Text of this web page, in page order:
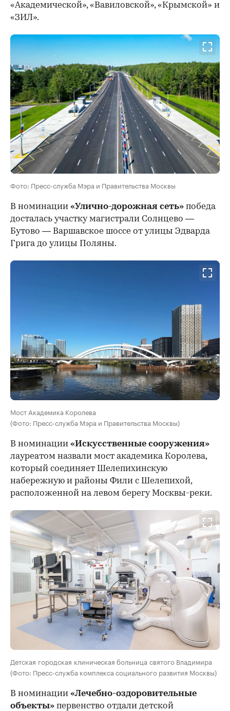
«Академической», «Вавиловской», «Крымской» и
«ЗИЛ».
Фото: Пресс-служба Мэра и Правительства Москвы
В номинации «Улично-дорожная сеть» победа
досталась участку магистрали Солнцево —
Бутово — Варшавское шоссе от улицы Эдварда
Грига до улицы Поляны.
Мост Академика Королева
(Фото: Пресс-служба Мэра и Правительства Москвы)
В номинации «Искусственные сооружения»
лауреатом назвали мост академика Королева,
который соединяет Шелепихинскую
набережную и районы Фили с Шелепихой,
расположенной на левом берегу Москвы-реки.
Детская городская клиническая больница святого Владимира
(Фото: Пресс-служба комплекса социального развития Москвы)
В номинации «Лечебно-оздоровительные
объекты» первенство отдали детской